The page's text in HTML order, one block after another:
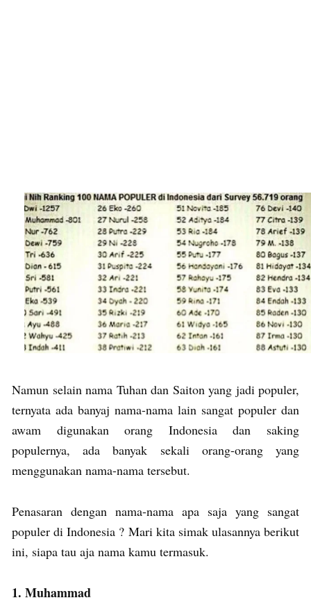
Namun selain nama Tuhan dan Saiton yang jadi populer,
ternyata ada banyaj nama-nama lain sangat populer dan
awam digunakan orang Indonesia dan saking
populernya, ada banyak sekali orang-orang yang
menggunakan nama-nama tersebut.
Penasaran dengan nama-nama apa saja yang sangat
populer di Indonesia ? Mari kita simak ulasannya berikut
ini, siapa tau aja nama kamu termasuk.
1. Muhammad